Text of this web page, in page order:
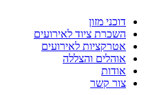
דוכני מזון
השכרת ציוד לאירועים
אטרקציות לאירועים
אוהלים והצללה
אודות
צור קשר